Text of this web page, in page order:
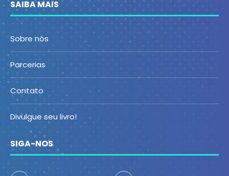
SAIBA MAIS
Sobre nós
Parcerias
Contato
Divulgue seu livro!
SIGA-NOS